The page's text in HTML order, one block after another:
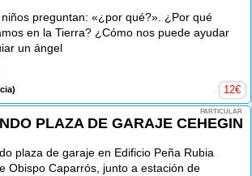
niños preguntan: «¿por qué?». ¿Por qué
en la Tierra? ¿Cómo nos puede ayudar
un ángel
12€
PARTICULAR
PLAZA DE GARAJE CEHEGIN
plaza de garaje en Edificio Peña Rubia
Obispo Caparrós, junto a estación de